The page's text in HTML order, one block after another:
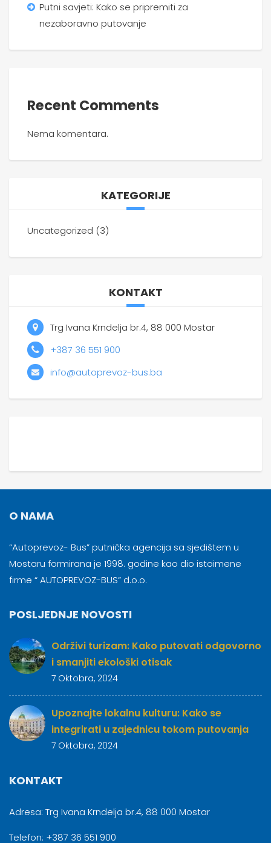
Putni savjeti: Kako se pripremiti za
nezaboravno putovanje
Recent Comments
Nema komentara.
KATEGORIJE
Uncategorized (3)
KONTAKT
Trg Ivana Krndelja br.4, 88 000 Mostar
+387 36 551 900
info@autoprevoz-bus.ba
O NAMA
“Autoprevoz- Bus” putnička agencija sa sjedištem u
Mostaru formirana je 1998. godine kao dio istoimene
firme “ AUTOPREVOZ-BUS” d.o.o.
POSLJEDNJE NOVOSTI
Održivi turizam: Kako putovati odgovorno
i smanjiti ekološki otisak
7 Oktobra, 2024
Upoznajte lokalnu kulturu: Kako se
integrirati u zajednicu tokom putovanja
7 Oktobra, 2024
KONTAKT
Adresa: Trg Ivana Krndelja br.4, 88 000 Mostar
Telefon: +387 36 551 900